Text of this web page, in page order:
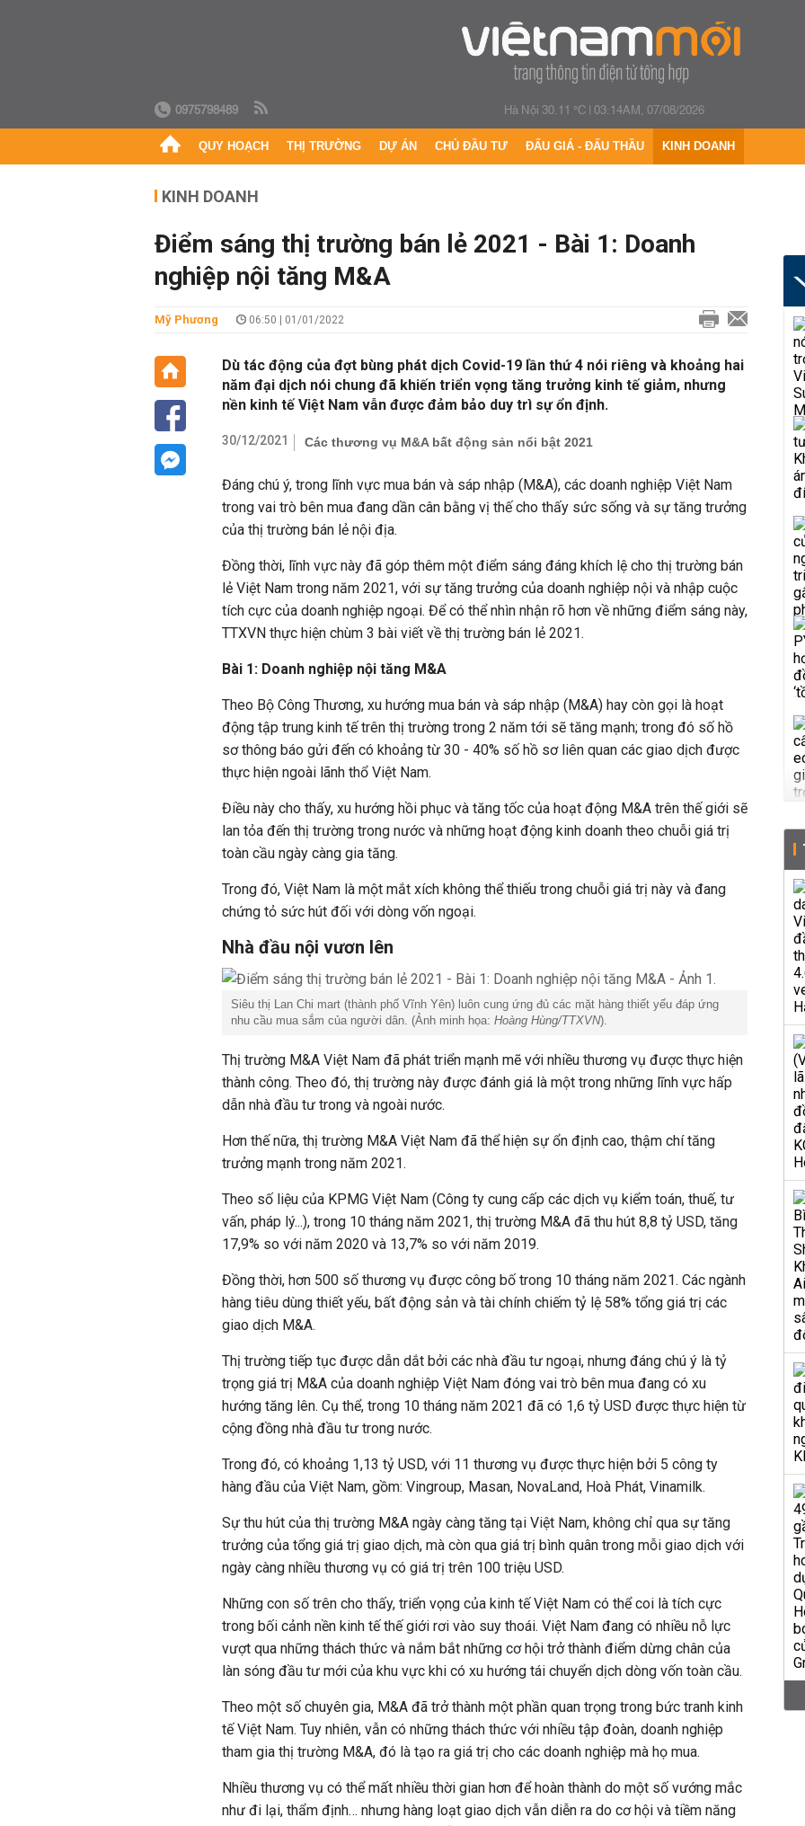
0975798489 Hà Nội 30.11 °C|03:14AM, 07/08/2026
QUY HOẠCH THỊ TRƯỜNG DỰ ÁN CHỦ ĐẦU TƯ ĐẤU GIÁ - ĐẤU THẦU KINH DOANH
KINH DOANH
Điểm sáng thị trường bán lẻ 2021 - Bài 1: Doanh
nghiệp nội tăng M&A
Mỹ Phương 06:50 | 01/01/2022
Dù tác động của đợt bùng phát dịch Covid-19 lần thứ 4 nói riêng và khoảng hai
năm đại dịch nói chung đã khiến triển vọng tăng trưởng kinh tế giảm, nhưng
nền kinh tế Việt Nam vẫn được đảm bảo duy trì sự ổn định.
30/12/2021 Các thương vụ M&A bất động sản nổi bật 2021
Đáng chú ý, trong lĩnh vực mua bán và sáp nhập (M&A), các doanh nghiệp Việt Nam
trong vai trò bên mua đang dần cân bằng vị thế cho thấy sức sống và sự tăng trưởng
của thị trường bán lẻ nội địa.
Đồng thời, lĩnh vực này đã góp thêm một điểm sáng đáng khích lệ cho thị trường bán
lẻ Việt Nam trong năm 2021, với sự tăng trưởng của doanh nghiệp nội và nhập cuộc
tích cực của doanh nghiệp ngoại. Để có thể nhìn nhận rõ hơn về những điểm sáng này,
TTXVN thực hiện chùm 3 bài viết về thị trường bán lẻ 2021.
Bài 1: Doanh nghiệp nội tăng M&A
Theo Bộ Công Thương, xu hướng mua bán và sáp nhập (M&A) hay còn gọi là hoạt
động tập trung kinh tế trên thị trường trong 2 năm tới sẽ tăng mạnh; trong đó số hồ
sơ thông báo gửi đến có khoảng từ 30 - 40% số hồ sơ liên quan các giao dịch được
thực hiện ngoài lãnh thổ Việt Nam.
Điều này cho thấy, xu hướng hồi phục và tăng tốc của hoạt động M&A trên thế giới sẽ
lan tỏa đến thị trường trong nước và những hoạt động kinh doanh theo chuỗi giá trị
toàn cầu ngày càng gia tăng.
Trong đó, Việt Nam là một mắt xích không thể thiếu trong chuỗi giá trị này và đang
chứng tỏ sức hút đối với dòng vốn ngoại.
Nhà đầu nội vươn lên
Siêu thị Lan Chi mart (thành phố Vĩnh Yên) luôn cung ứng đủ các mặt hàng thiết yếu đáp ứng
nhu cầu mua sắm của người dân. (Ảnh minh họa: Hoàng Hùng/TTXVN).
Thị trường M&A Việt Nam đã phát triển mạnh mẽ với nhiều thương vụ được thực hiện
thành công. Theo đó, thị trường này được đánh giá là một trong những lĩnh vực hấp
dẫn nhà đầu tư trong và ngoài nước.
Hơn thế nữa, thị trường M&A Việt Nam đã thể hiện sự ổn định cao, thậm chí tăng
trưởng mạnh trong năm 2021.
Theo số liệu của KPMG Việt Nam (Công ty cung cấp các dịch vụ kiểm toán, thuế, tư
vấn, pháp lý...), trong 10 tháng năm 2021, thị trường M&A đã thu hút 8,8 tỷ USD, tăng
17,9% so với năm 2020 và 13,7% so với năm 2019.
Đồng thời, hơn 500 số thương vụ được công bố trong 10 tháng năm 2021. Các ngành
hàng tiêu dùng thiết yếu, bất động sản và tài chính chiếm tỷ lệ 58% tổng giá trị các
giao dịch M&A.
Thị trường tiếp tục được dẫn dắt bởi các nhà đầu tư ngoại, nhưng đáng chú ý là tỷ
trọng giá trị M&A của doanh nghiệp Việt Nam đóng vai trò bên mua đang có xu
hướng tăng lên. Cụ thể, trong 10 tháng năm 2021 đã có 1,6 tỷ USD được thực hiện từ
cộng đồng nhà đầu tư trong nước.
Trong đó, có khoảng 1,13 tỷ USD, với 11 thương vụ được thực hiện bởi 5 công ty
hàng đầu của Việt Nam, gồm: Vingroup, Masan, NovaLand, Hoà Phát, Vinamilk.
Sự thu hút của thị trường M&A ngày càng tăng tại Việt Nam, không chỉ qua sự tăng
trưởng của tổng giá trị giao dịch, mà còn qua giá trị bình quân trong mỗi giao dịch với
ngày càng nhiều thương vụ có giá trị trên 100 triệu USD.
Những con số trên cho thấy, triển vọng của kinh tế Việt Nam có thể coi là tích cực
trong bối cảnh nền kinh tế thế giới rơi vào suy thoái. Việt Nam đang có nhiều nỗ lực
vượt qua những thách thức và nắm bắt những cơ hội trở thành điểm dừng chân của
làn sóng đầu tư mới của khu vực khi có xu hướng tái chuyển dịch dòng vốn toàn cầu.
Theo một số chuyên gia, M&A đã trở thành một phần quan trọng trong bức tranh kinh
tế Việt Nam. Tuy nhiên, vẫn có những thách thức với nhiều tập đoàn, doanh nghiệp
tham gia thị trường M&A, đó là tạo ra giá trị cho các doanh nghiệp mà họ mua.
Nhiều thương vụ có thể mất nhiều thời gian hơn để hoàn thành do một số vướng mắc
như đi lại, thẩm định… nhưng hàng loạt giao dịch vẫn diễn ra do cơ hội và tiềm năng